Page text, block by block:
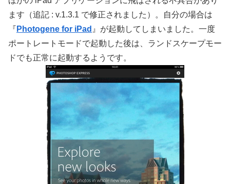
ます（追記 : v.1.3.1 で修正されました）。自分の場合は
『 Photogene for iPad 』が起動してしまいました。一度
ポートレートモードで起動した後は、ランドスケープモー
ドでも正常に起動するようです。